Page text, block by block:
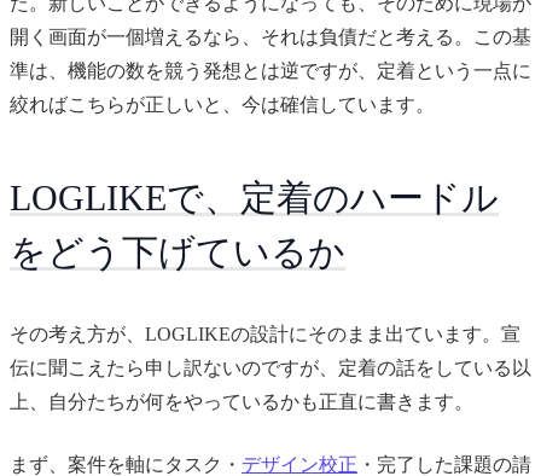
開く画面が一個増えるなら、それは負債だと考える。この基
準は、機能の数を競う発想とは逆ですが、定着という一点に
絞ればこちらが正しいと、今は確信しています。
LOGLIKEで、定着のハードル
をどう下げているか
その考え方が、LOGLIKEの設計にそのまま出ています。宣
伝に聞こえたら申し訳ないのですが、定着の話をしている以
上、自分たちが何をやっているかも正直に書きます。
まず、案件を軸にタスク・ デザイン校正 ・完了した課題の請